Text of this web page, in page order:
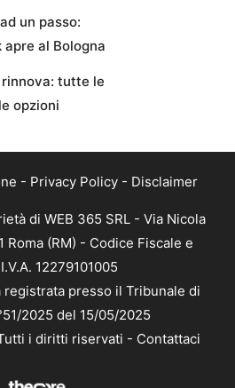
un passo:
apre al Bologna
tutte le
opzioni
- Privacy Policy - Disclaimer
di WEB 365 SRL - Via Nicola
Roma (RM) - Codice Fiscale e
12279101005
presso il Tribunale di
2025 del 15/05/2025
i diritti riservati - Contattaci